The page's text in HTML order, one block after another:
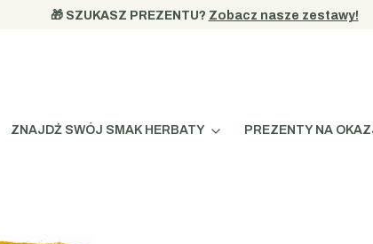
🎁 SZUKASZ PREZENTU? Zobacz nasze zestawy!
ZNAJDŹ SWÓJ SMAK HERBATY PREZENTY NA